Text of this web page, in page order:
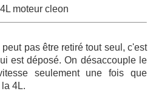
peut pas être retiré tout seul, c'est
est déposé. On désaccouple le
seulement une fois que
4L.